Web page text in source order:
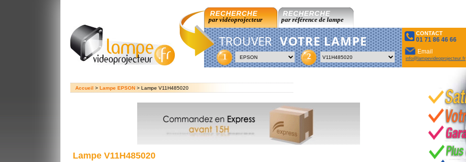
RECHERCHE
par vidéoprojecteur
RECHERCHE
par référence de lampe
TROUVER VOTRE LAMPE
1 2
CONTACT
01 71 86 46 66
Email
info@lampevideoprojecteur.fr
Accueil > Lampe EPSON > Lampe V11H485020
Lampe V11H485020